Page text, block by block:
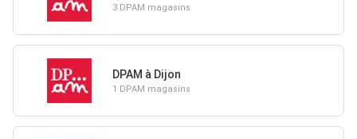
3 DPAM magasins
DPAM à Dijon
1 DPAM magasins